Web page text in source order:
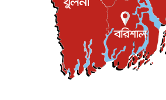
জনগণ পরিবর্তন চেয়েছে বলেই
বেনজীর আহমেদের সঙ্গে
মাহম...
জাতীয়
হরমুজ নিয়ে ইরান-মার্কিন চুক্তি